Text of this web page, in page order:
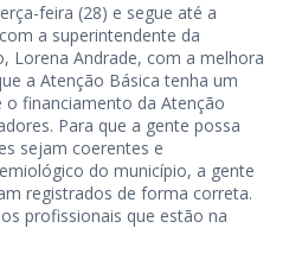
feira (28) e segue até a
a superintendente da
Lorena Andrade, com a melhora
a Atenção Básica tenha um
financiamento da Atenção
Para que a gente possa
sejam coerentes e
do município, a gente
registrados de forma correta.
profissionais que estão na